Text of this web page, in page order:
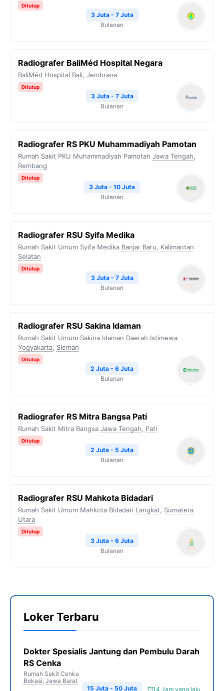
Ditutup
3 Juta - 7 Juta
Bulanan
Radiografer BaliMéd Hospital Negara
BaliMéd Hospital Bali, Jembrana
Ditutup
3 Juta - 7 Juta
Bulanan
Radiografer RS PKU Muhammadiyah Pamotan
Rumah Sakit PKU Muhammadiyah Pamotan Jawa Tengah,
Rembang
Ditutup
3 Juta - 10 Juta
Bulanan
Radiografer RSU Syifa Medika
Rumah Sakit Umum Syifa Medika Banjar Baru, Kalimantan
Selatan
Ditutup
3 Juta - 7 Juta
Bulanan
Radiografer RSU Sakina Idaman
Rumah Sakit Umum Sakina Idaman Daerah Istimewa
Yogyakarta, Sleman
Ditutup
2 Juta - 6 Juta
Bulanan
Radiografer RS Mitra Bangsa Pati
Rumah Sakit Mitra Bangsa Jawa Tengah, Pati
Ditutup
2 Juta - 5 Juta
Bulanan
Radiografer RSU Mahkota Bidadari
Rumah Sakit Umum Mahkota Bidadari Langkat, Sumatera
Utara
Ditutup
3 Juta - 6 Juta
Bulanan
Loker Terbaru
Dokter Spesialis Jantung dan Pembulu Darah
RS Cenka
Rumah Sakit Cenka
Bekasi, Jawa Barat
14 Jam yang lalu
15 Juta - 50 Juta